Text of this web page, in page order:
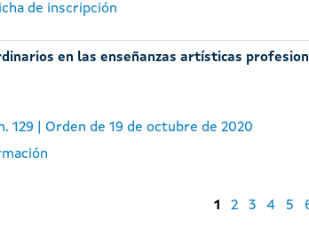
de inscripción
en las enseñanzas artísticas
129 | Orden de 19 de octubre de 2020
1 2 3 4 5